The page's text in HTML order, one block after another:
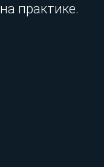
на практике.